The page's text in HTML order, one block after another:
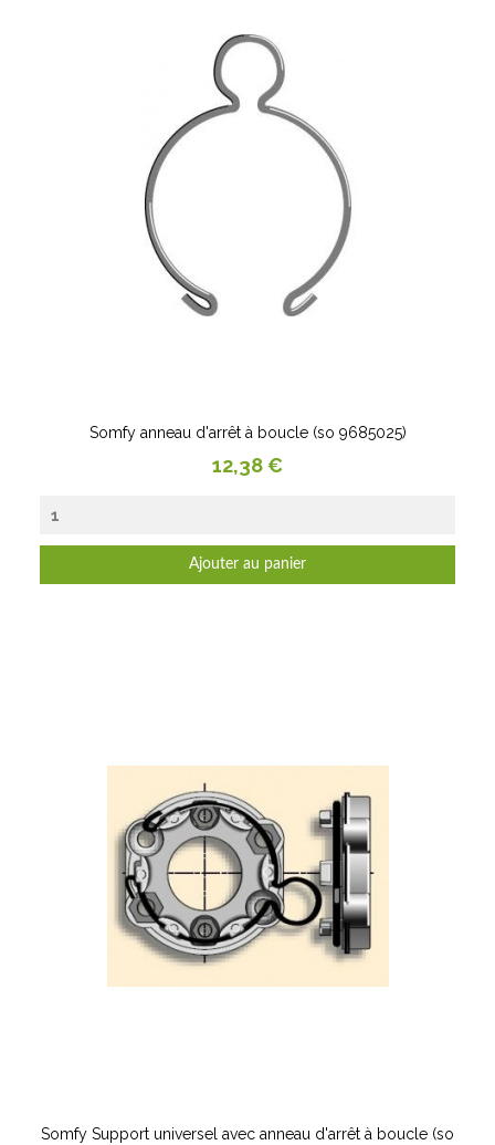
Somfy anneau d'arrêt à boucle (so 9685025)
Prix
12,38 €
Ajouter au panier
Somfy Support universel avec anneau d'arrêt à boucle (so